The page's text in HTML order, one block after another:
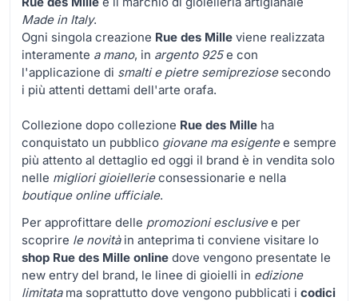
Made in Italy.
Ogni singola creazione Rue des Mille viene realizzata
interamente a mano, in argento 925e con
l'applicazione di smalti e pietre semipreziosesecondo
i più attenti dettami dell'arte orafa.
Collezione dopo collezione Rue des Mille ha
conquistato un pubblico giovane ma esigentee sempre
più attento al dettaglio ed oggi il brand è in vendita solo
nelle migliori gioiellerieconsessionarie e nella
boutique online ufficiale.
Per approfittare delle promozioni esclusivee per
scoprire le novitàin anteprima ti conviene visitare lo
shop Rue des Mille online dove vengono presentate le
new entry del brand, le linee di gioielli in edizione
limitatama soprattutto dove vengono pubblicati i codici